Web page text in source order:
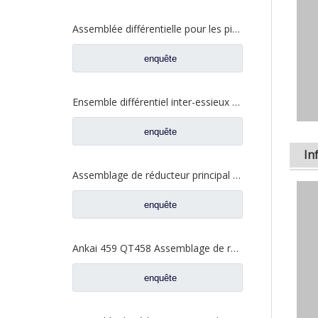
Assemblée différentielle pour les pièces de rechange QT440SH0-2510050 de camion d'Auman Qingte 440 QT440
enquête
Ensemble différentiel inter-essieux pour pièces de rechange de camion FAW Jiefang 475 2507055-K5H
enquête
Assemblage de réducteur principal d'essieu moyen pour pièces de rechange de camion Sinotruk Steyr HOWO HC16 AZ7121320745 AZ9231320745
enquête
Ankai 459 QT458 Assemblage de réducteur principal d'essieu moyen pour pièces de rechange de camion Foton Auman HFF2502200CK2MC
enquête